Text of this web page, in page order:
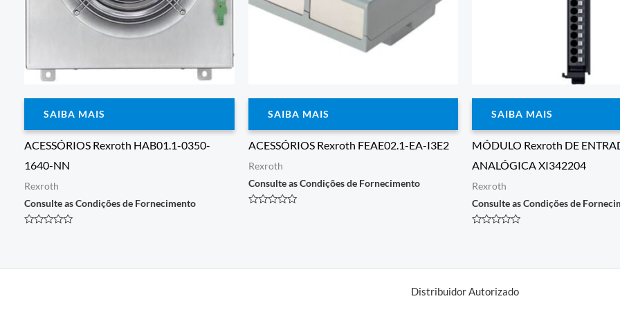
SAIBA MAIS
ACESSÓRIOS Rexroth HAB01.1-0350-
1640-NN
Rexroth
Consulte as Condições de Fornecimento
SAIBA MAIS
ACESSÓRIOS Rexroth FEAE02.1-EA-I3E2
Rexroth
Consulte as Condições de Fornecimento
SAIBA MAIS
MÓDULO Rexroth DE
ANALÓGICA XI342204
Rexroth
Consulte as Condições de
Distribuidor Autorizado